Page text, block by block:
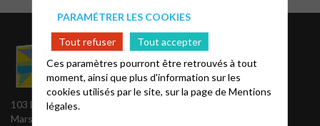
103 La Canebière 13001
Marseille
Liens utiles
pour la
formation
PARAMÉTRER LES COOKIES
Tout refuser
Tout accepter
Ces paramètres pourront être retrouvés à tout
moment, ainsi que plus d'information sur les
cookies utilisés par le site, sur la page deMentions
légales.